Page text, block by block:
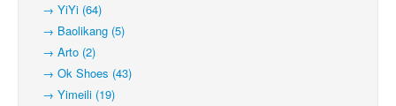
→ YiYi (64)
→ Baolikang (5)
→ Arto (2)
→ Ok Shoes (43)
→ Yimeili (19)